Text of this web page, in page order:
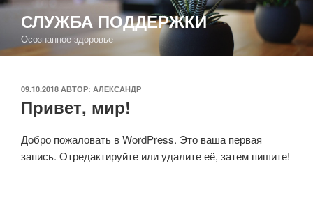
Перейти
содержимому
СЛУЖБА ПОДДЕРЖКИ
Осознанное здоровье
ОПУБЛИКОВАНО
09.10.2018 АВТОР: АЛЕКСАНДР
Привет, мир!
Добро пожаловать в WordPress. Это ваша первая
запись. Отредактируйте или удалите её, затем пишите!